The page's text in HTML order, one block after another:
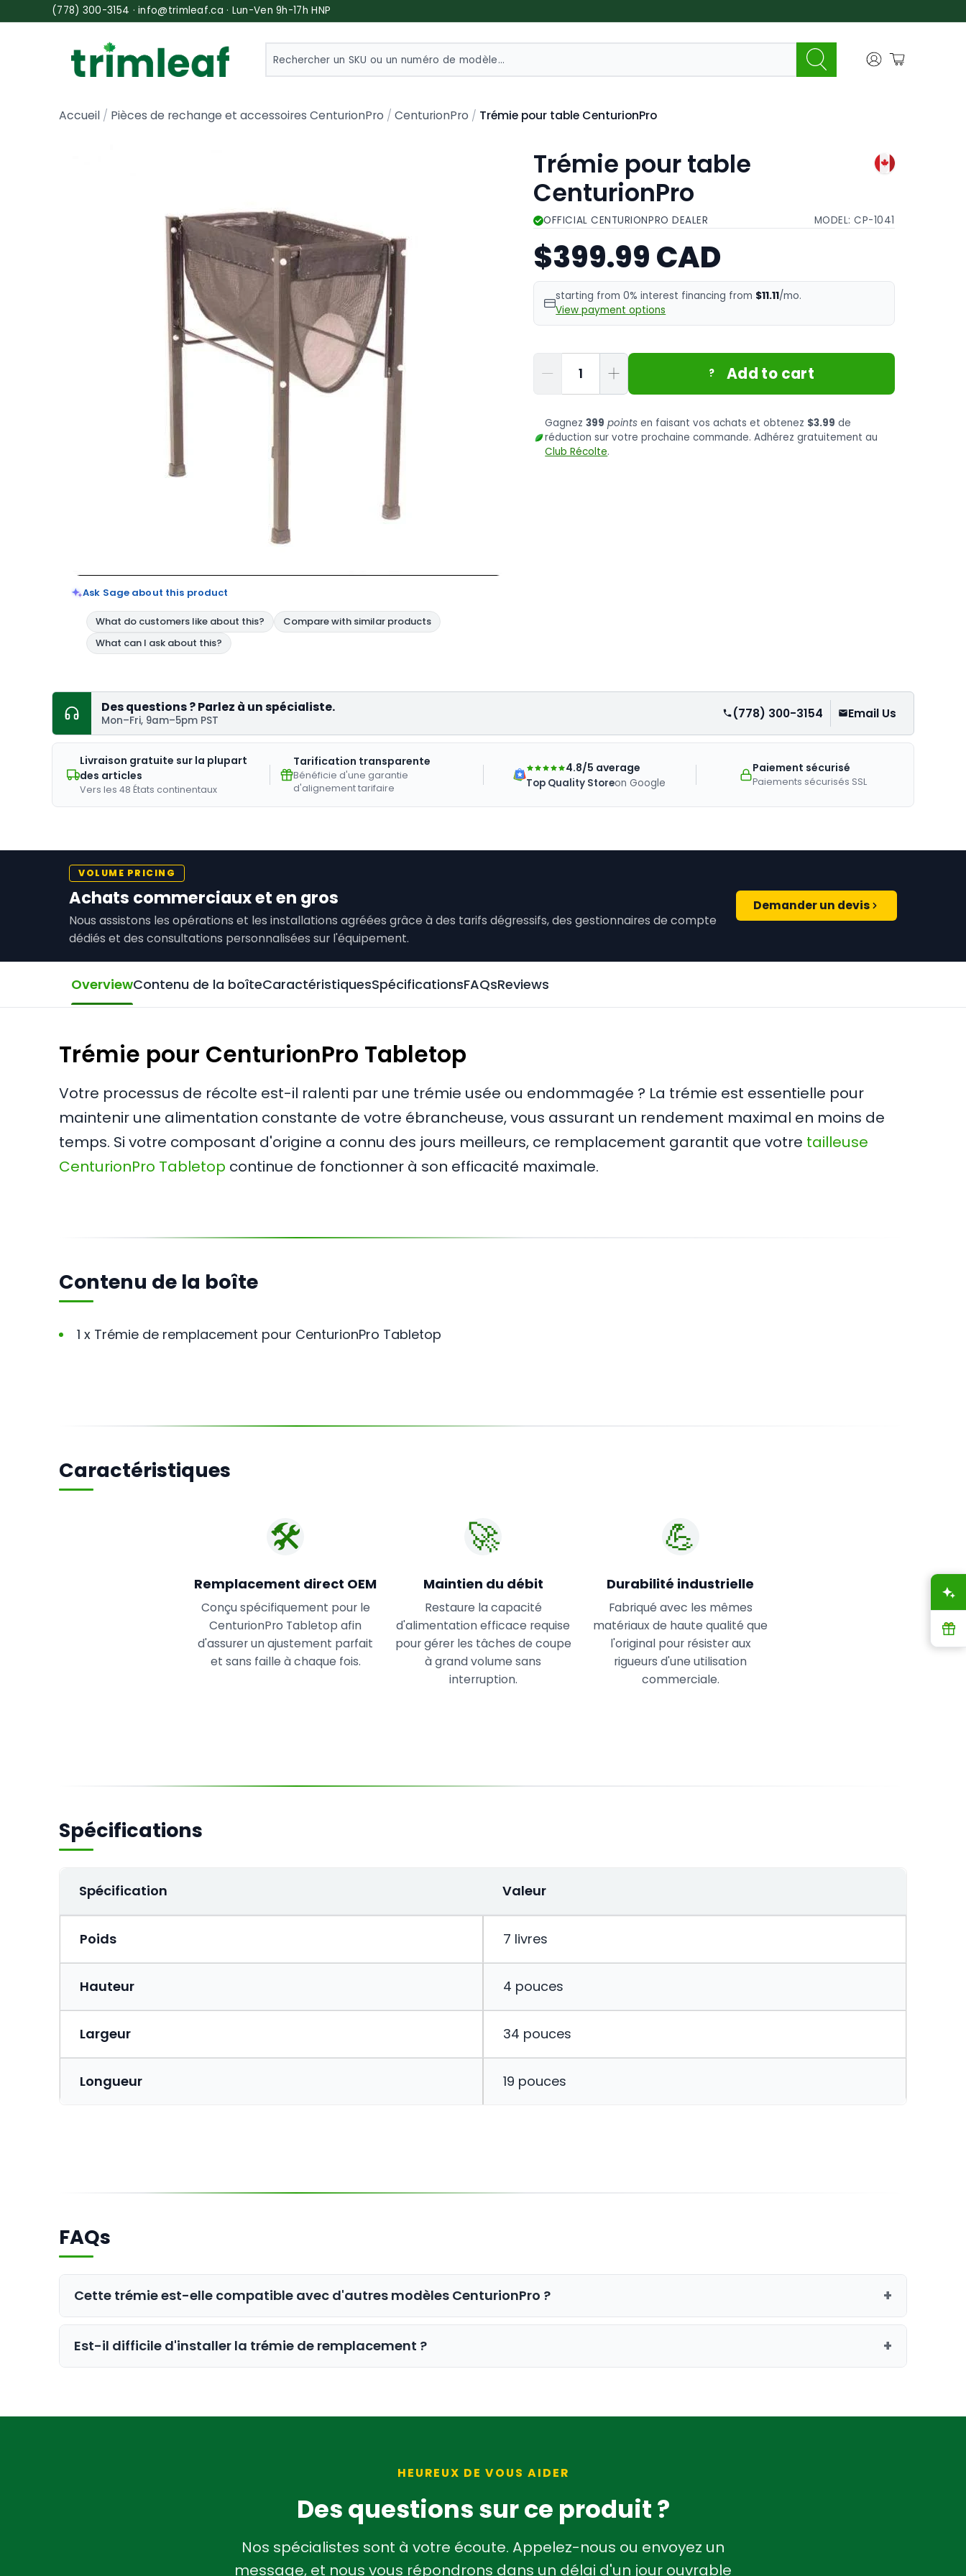
(778) 300-3154 · info@trimleaf.ca · Lun-Ven 9h-17h HNP
SEARCH
Accueil Pièces de rechange et accessoires CenturionPro CenturionPro Trémie pour table CenturionPro
Ask Sage about this product
Trémie pour table
CenturionPro
OFFICIAL CENTURIONPRO DEALER MODEL:CP-1041
$399.99 CAD
starting from 0% interest financing from $11.11/mo.
View payment options
Quantité
? Add to cart
Gagnez399 points en faisant vos achats et obtenez $3.99 de
réduction sur votre prochaine commande. Adhérez gratuitement au
Club Récolte.
Des questions ? Parlez à un spécialiste.
Mon–Fri, 9am–5pm PST (778) 300-3154 Email Us
Livraison gratuite sur la plupart
des articles
Vers les 48 États continentaux
Tarification transparente
Bénéficie d'une garantie
d'alignement tarifaire
4.8/5 average
Top Quality Storeon Google
Paiement sécurisé
Paiements sécurisés SSL
VOLUME PRICING
Achats commerciaux et en gros
Nous assistons les opérations et les installations agréées grâce à des tarifs dégressifs, des gestionnaires de compte
dédiés et des consultations personnalisées sur l'équipement.
Demander un devis
OverviewContenu de la boîteCaractéristiquesSpécificationsFAQsReviews
Trémie pour CenturionPro Tabletop
Votre processus de récolte est-il ralenti par une trémie usée ou endommagée ? La trémie est essentielle pour
maintenir une alimentation constante de votre ébrancheuse, vous assurant un rendement maximal en moins de
temps. Si votre composant d'origine a connu des jours meilleurs, ce remplacement garantit que votre tailleuse
CenturionPro Tabletop continue de fonctionner à son efficacité maximale.
Contenu de la boîte
1 x Trémie de remplacement pour CenturionPro Tabletop
Caractéristiques
🛠️
Remplacement direct OEM
Conçu spécifiquement pour le
CenturionPro Tabletop afin
d'assurer un ajustement parfait
et sans faille à chaque fois.
🚀
Maintien du débit
Restaure la capacité
d'alimentation efficace requise
pour gérer les tâches de coupe
à grand volume sans
interruption.
💪
Durabilité industrielle
Fabriqué avec les mêmes
matériaux de haute qualité que
l'original pour résister aux
rigueurs d'une utilisation
commerciale.
Spécifications
Spécification Valeur
Poids 7 livres
Hauteur 4 pouces
Largeur 34 pouces
Longueur 19 pouces
FAQs
Cette trémie est-elle compatible avec d'autres modèles CenturionPro ? +
Non, cette trémie spécifique est conçue avec précision pour la tailleuse CenturionPro Tabletop. Pour les autres modèles,
veuillez consulter notre gamme complète depièces de rechange et accessoires CenturionPro
Est-il difficile d'installer la trémie de remplacement ? +
HEUREUX DE VOUS AIDER
Des questions sur ce produit ?
Nos spécialistes sont à votre écoute. Appelez-nous ou envoyez un
message, et nous vous répondrons dans un délai d'un jour ouvrable